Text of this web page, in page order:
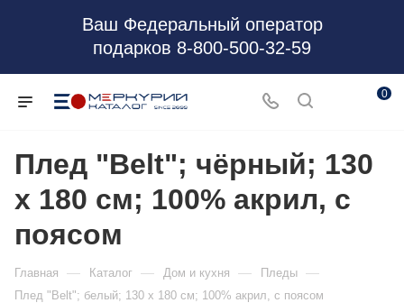
Ваш Федеральный оператор
подарков 8-800-500-32-59
0
Плед "Belt"; чёрный; 130
х 180 см; 100% акрил, с
поясом
Главная — Каталог — Дом и кухня — Пледы —
Плед "Belt"; белый; 130 х 180 см; 100% акрил, с поясом